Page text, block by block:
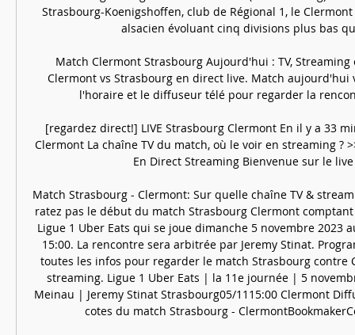
Strasbourg-Koenigshoffen, club de Régional 1, le
alsacien évoluant cinq divisions plus bas
Match Clermont Strasbourg Aujourd'hui : TV,
Clermont vs Strasbourg en direct live. Match aujourd'hui
l'horaire et le diffuseur télé pour regarder la
[regardez direct!] LIVE Strasbourg Clermont En il y a 33
Clermont La chaîne TV du match, où le voir en streaming ?
En Direct Streaming Bienvenue sur le live
Match Strasbourg - Clermont: Sur quelle chaîne TV &
ratez pas le début du match Strasbourg Clermont
Ligue 1 Uber Eats qui se joue dimanche 5 novembre 2023
15:00. La rencontre sera arbitrée par Jeremy Stinat.
toutes les infos pour regarder le match Strasbourg contre
streaming. Ligue 1 Uber Eats | la 11e journée | 5
Meinau | Jeremy Stinat Strasbourg05/1115:00 Clermont
cotes du match Strasbourg -